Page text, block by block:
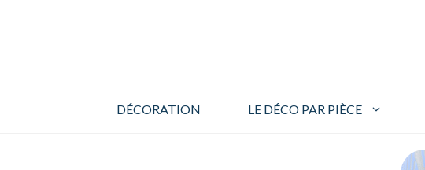
DÉCORATION LE DÉCO PAR PIÈCE